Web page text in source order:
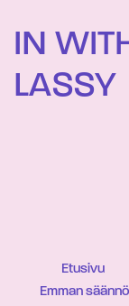
IN
LASSY
Etusivu
Emman